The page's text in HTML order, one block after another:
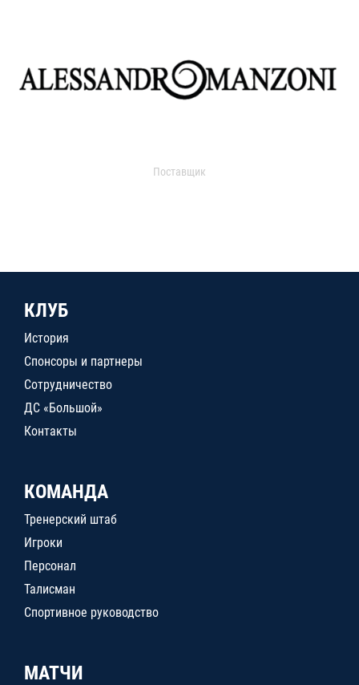
Поставщик
КЛУБ
История
Спонсоры и партнеры
Сотрудничество
ДС «Большой»
Контакты
КОМАНДА
Тренерский штаб
Игроки
Персонал
Талисман
Спортивное руководство
МАТЧИ